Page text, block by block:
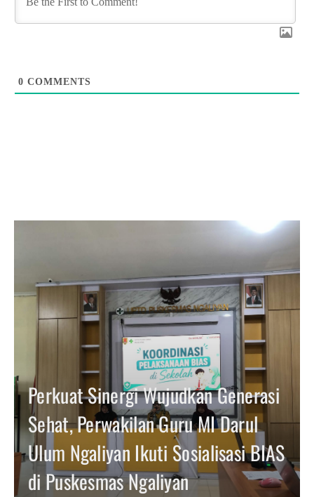
0 COMMENTS
Perkuat Sinergi Wujudkan Generasi
Sehat, Perwakilan Guru MI Darul
Ulum Ngaliyan Ikuti Sosialisasi BIAS
di Puskesmas Ngaliyan